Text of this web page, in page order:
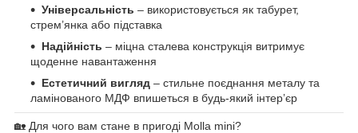
Універсальність – використовується як табурет,
стрем’янка або підставка
Надійність – міцна сталева конструкція витримує
щоденне навантаження
Естетичний вигляд – стильне поєднання металу та
ламінованого МДФ впишеться в будь-який інтер’єр
🏡 Для чого вам стане в пригоді Molla mini?